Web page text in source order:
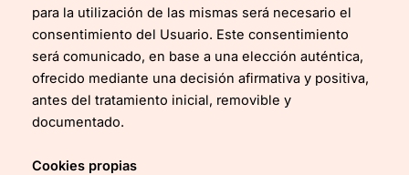
para la utilización de las mismas será necesario el
consentimiento del Usuario. Este consentimiento
será comunicado, en base a una elección auténtica,
ofrecido mediante una decisión afirmativa y positiva,
antes del tratamiento inicial, removible y
documentado.
Cookies propias